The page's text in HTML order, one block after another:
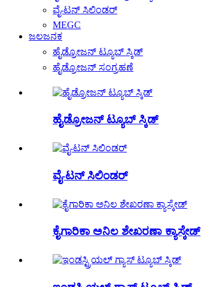
ವೈ-ಟನ್ ಸಿಲಿಂಡರ್
MEGC
ಜಲಜನಕ
ಹೈಡ್ರೋಜನ್ ಟ್ಯೂಬ್ ಸ್ಕಿಡ್
ಹೈಡ್ರೋಜನ್ ಸಂಗ್ರಹಣೆ
ಹೈಡ್ರೋಜನ್ ಟ್ಯೂಬ್ ಸ್ಕಿಡ್
ವೈ-ಟನ್ ಸಿಲಿಂಡರ್
ಕೈಗಾರಿಕಾ ಅನಿಲ ಶೇಖರಣಾ ಕ್ಯಾಸ್ಕೇಡ್